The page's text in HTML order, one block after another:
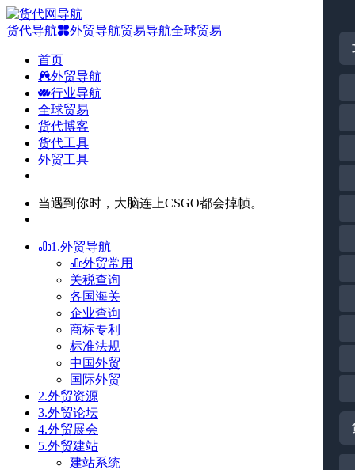
货代导航 外贸导航贸易导航全球贸易
首页
外贸导航
行业导航
全球贸易
货代博客
货代工具
外贸工具
当遇到你时，大脑连上CSGO都会掉帧。
1.外贸导航
外贸常用
关税查询
各国海关
企业查询
商标专利
标准法规
中国外贸
国际外贸
2.外贸资源
3.外贸论坛
4.外贸展会
5.外贸建站
建站系统